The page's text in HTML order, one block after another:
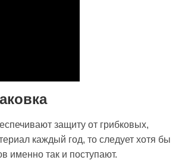
защиту от грибковых,
каждый год, то следует хотя бы
именно так и поступают.